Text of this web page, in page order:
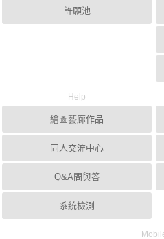
許願池
Help
繪圖藝廊作品
同人交流中心
Q&A問與答
系統檢測